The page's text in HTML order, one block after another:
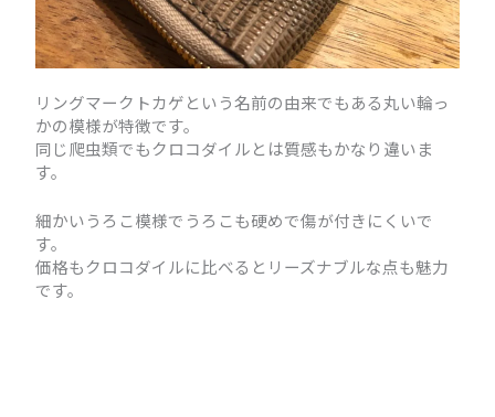
リングマークトカゲという名前の由来でもある丸い輪っ
かの模様が特徴です。
同じ爬虫類でもクロコダイルとは質感もかなり違いま
す。
細かいうろこ模様でうろこも硬めで傷が付きにくいで
す。
価格もクロコダイルに比べるとリーズナブルな点も魅力
です。